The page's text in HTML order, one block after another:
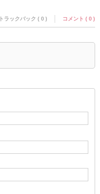
トラックバック ( 0 ) コメント ( 0 )